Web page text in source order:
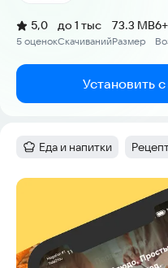
Рейтинг:
5,0
(
5 оценок
)
Скачиваний
до 1 тыс
Размер
73.3 MB6+
Установить
Категория:
Еда и напитки Тег:
Скриншоты